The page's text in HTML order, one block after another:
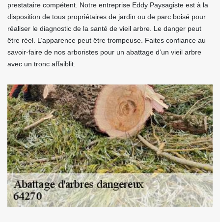
prestataire compétent. Notre entreprise Eddy Paysagiste est à la
disposition de tous propriétaires de jardin ou de parc boisé pour
réaliser le diagnostic de la santé de vieil arbre. Le danger peut
être réel. L’apparence peut être trompeuse. Faites confiance au
savoir-faire de nos arboristes pour un abattage d’un vieil arbre
avec un tronc affaiblit.